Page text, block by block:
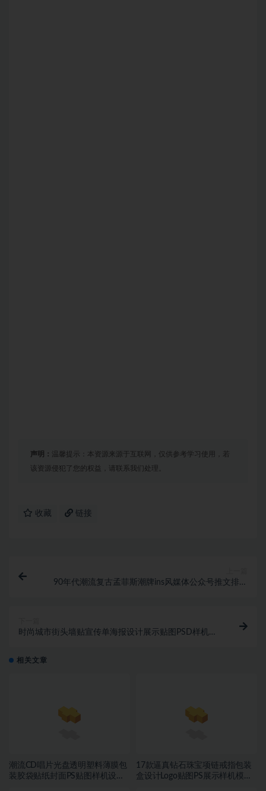
声明： 温馨提示：本资源来源于互联网，仅供参考学习使用，若
该资源侵犯了您的权益，请联系我们处理。
收藏 链接
90年代潮流复古孟菲斯潮牌ins风媒体公众号推文排版
时尚城市街头墙贴宣传单海报设计展示贴图PSD样机模
相关文章
潮流CD唱片光盘透明塑料薄膜包
装胶袋贴纸封面PS贴图样机设计
17款逼真钻石珠宝项链戒指包装
盒设计Logo贴图PS展示样机模板